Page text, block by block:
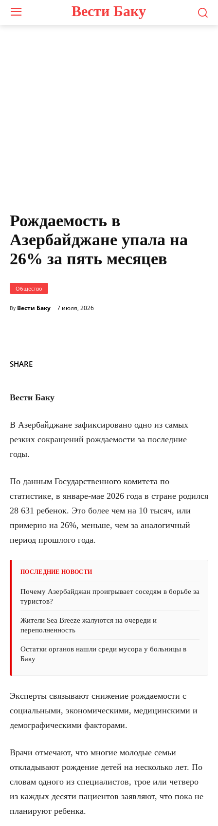
Вести Баку
Рождаемость в
Азербайджане упала на
26% за пять месяцев
Общество
By Вести Баку 7 июля, 2026
SHARE
Вести Баку
В Азербайджане зафиксировано одно из самых
резких сокращений рождаемости за последние
годы.
По данным Государственного комитета по
статистике, в январе-мае 2026 года в стране родился
28 631 ребенок. Это более чем на 10 тысяч, или
примерно на 26%, меньше, чем за аналогичный
период прошлого года.
ПОСЛЕДНИЕ НОВОСТИ
Почему Азербайджан проигрывает соседям в борьбе за
туристов?
Жители Sea Breeze жалуются на очереди и
переполненность
Остатки органов нашли среди мусора у больницы в
Баку
Эксперты связывают снижение рождаемости с
социальными, экономическими, медицинскими и
демографическими факторами.
Врачи отмечают, что многие молодые семьи
откладывают рождение детей на несколько лет. По
словам одного из специалистов, трое или четверо
из каждых десяти пациентов заявляют, что пока не
планируют ребенка.